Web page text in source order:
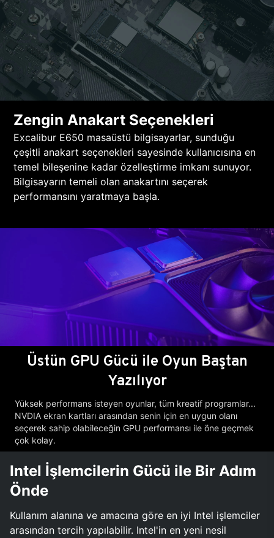
Zengin Anakart Seçenekleri
Excalibur E650 masaüstü bilgisayarlar, sunduğu
çeşitli anakart seçenekleri sayesinde kullanıcısına en
temel bileşenine kadar özelleştirme imkanı sunuyor.
Bilgisayarın temeli olan anakartını seçerek
performansını yaratmaya başla.
Üstün GPU Gücü ile Oyun Baştan
Yazılıyor
Yüksek performans isteyen oyunlar, tüm kreatif programlar...
NVDIA ekran kartları arasından senin için en uygun olanı
seçerek sahip olabileceğin GPU performansı ile öne geçmek
çok kolay.
Intel İşlemcilerin Gücü ile Bir Adım
Önde
Kullanım alanına ve amacına göre en iyi Intel işlemciler
arasından tercih yapılabilir. Intel'in en yeni nesil